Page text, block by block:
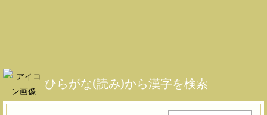
ひらがな(読み)から漢字を検索